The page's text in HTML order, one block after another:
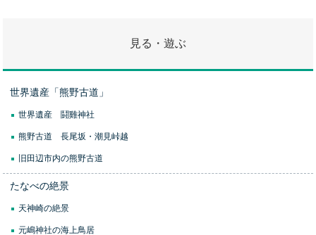
見る・遊ぶ
世界遺産「熊野古道」
世界遺産 鬪雞神社
熊野古道 長尾坂・潮見峠越
旧田辺市内の熊野古道
たなべの絶景
天神崎の絶景
元嶋神社の海上鳥居